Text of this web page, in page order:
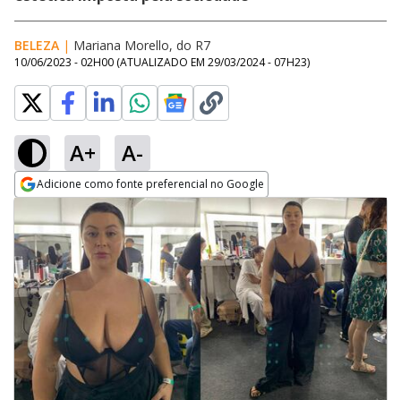
BELEZA | Mariana Morello, do R7
10/06/2023 - 02H00 (ATUALIZADO EM 29/03/2024 - 07H23)
A+ A-
Adicione como fonte preferencial no Google
Opens in new window